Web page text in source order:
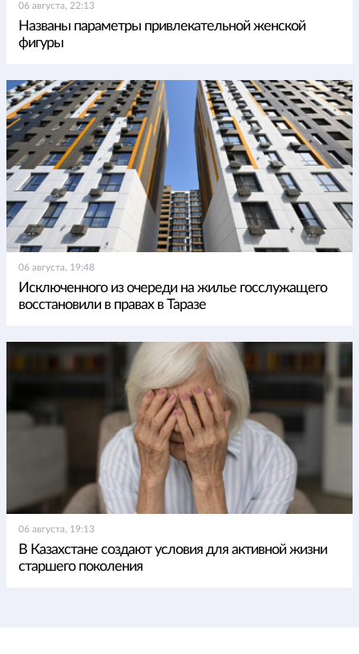
06 августа, 22:13
Названы параметры привлекательной женской
фигуры
06 августа, 19:48
Исключенного из очереди на жилье госслужащего
восстановили в правах в Таразе
06 августа, 19:13
В Казахстане создают условия для активной жизни
старшего поколения